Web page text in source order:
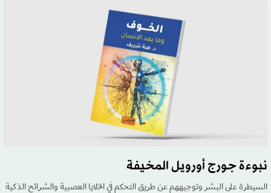
نبوءة جورج أورويل المخيفة
السيطرة على البشر وتوجيههم عن طريق التحكم في الخلايا العصبية والشرائح الذكية